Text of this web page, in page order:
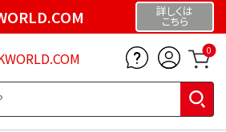
詳しくは
こちら
0